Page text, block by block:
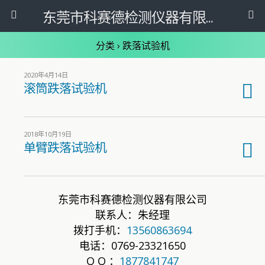
东莞市科赛德检测仪器有限公司
分类 › 跌落试验机
2020年4月14日
滚筒跌落试验机
2018年10月19日
单臂跌落试验机
东莞市科赛德检测仪器有限公司
联系人：朱经理
拨打手机： 13560863694
电话：0769-23321650
Q Q ： 1877841747